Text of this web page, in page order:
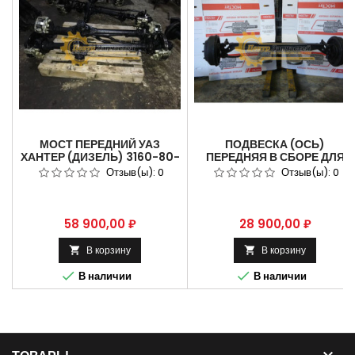
МОСТ ПЕРЕДНИЙ УАЗ
ХАНТЕР (ДИЗЕЛЬ) 3160-80-
2300011-95
Отзыв(ы): 0
Цена
58 900,00 ₽
 В корзину
 В наличии
ПОДВЕСКА (ОСЬ)
ПЕРЕДНЯЯ В СБОРЕ ДЛЯ
АВТОМОБИЛЯ ГАЗ 3307.
АРТИКУЛ 3307-3000012.
Отзыв(ы): 0
Цена
28 900,00 ₽
 В корзину
 В наличии